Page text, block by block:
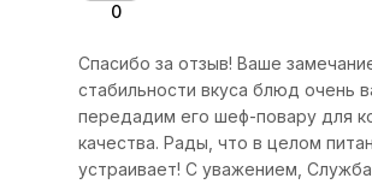
0
Спасибо за отзыв! Ваше
стабильности вкуса блюд очень
передадим его шеф-повару для
качества. Рады, что в целом
устраивает! С уважением,